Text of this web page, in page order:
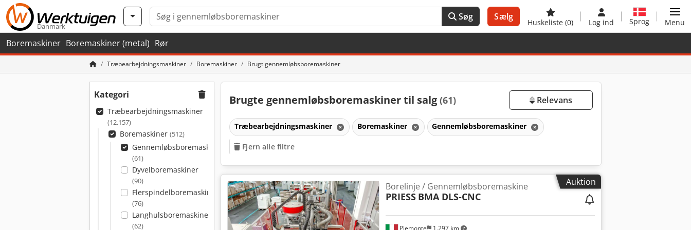
Danmark
Søg Sælg
Huskeliste (0) Log ind Sprog Menu
Boremaskiner Boremaskiner (metal) Rør
Træbearbejdningsmaskiner Boremaskiner Brugt gennemløbsboremaskiner
Kategori
Træbearbejdningsmaskiner
(12.157)
Boremaskiner (512)
Gennemløbsboremaskiner
(61)
Dyvelboremaskiner
(90)
Flerspindelboremaskiner
(76)
Langhulsboremaskiner
(62)
Brugte gennemløbsboremaskiner til salg (61) Relevans
Træbearbejdningsmaskiner Boremaskiner Gennemløbsboremaskiner
Fjern alle filtre
Auktion
Piemonte 1.297 km
Borelinje / Gennemløbsboremaskine
PRIESS BMA DLS-CNC